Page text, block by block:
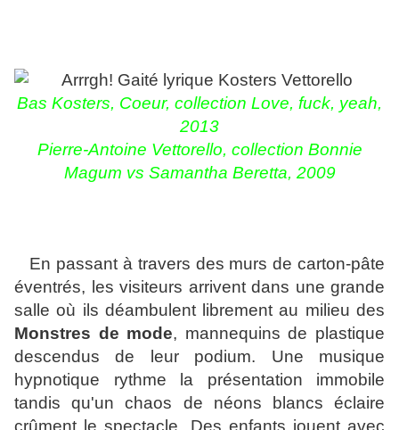
Bas Kosters, Coeur, collection Love, fuck, yeah,
2013
Pierre-Antoine Vettorello, collection Bonnie
Magum vs Samantha Beretta, 2009
En passant à travers des murs de carton-pâte
éventrés, les visiteurs arrivent dans une grande
salle où ils déambulent librement au milieu des
Monstres de mode, mannequins de plastique
descendus de leur podium. Une musique
hypnotique rythme la présentation immobile
tandis qu'un chaos de néons blancs éclaire
crûment le spectacle. Des enfants jouent avec